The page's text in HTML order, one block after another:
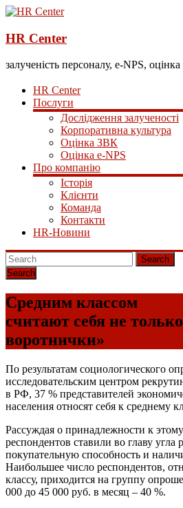
HR Center
залученість персоналу, e-NPS,
HR Center
Послуги
Дослідження залученості
Корпоративна культура
Оцінка ЗВК
Оцінка e-NPS
Про компанію
Історія
Клієнти
Команда
Контакти
HR-Новини
Search
Средним классом
считают себя не
воротнички»
По результатам социологического
исследовательским центром
в РФ, 37 % представителей
населения относят себя к среднему
Рассуждая о принадлежности к
респондентов ставили во главу угла
покупательную способность и
Наибольшее число респондентов,
классу, приходится на группу
000 до 45 000 руб. в месяц – 40 %.